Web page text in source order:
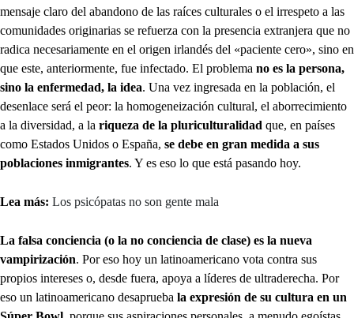
mensaje claro del abandono de las raíces culturales o el irrespeto a las
comunidades originarias se refuerza con la presencia extranjera que no
radica necesariamente en el origen irlandés del «paciente cero», sino en
que este, anteriormente, fue infectado. El problema no es la persona,
sino la enfermedad, la idea. Una vez ingresada en la población, el
desenlace será el peor: la homogeneización cultural, el aborrecimiento
a la diversidad, a la riqueza de la pluriculturalidad que, en países
como Estados Unidos o España, se debe en gran medida a sus
poblaciones inmigrantes. Y es eso lo que está pasando hoy.
Lea más: Los psicópatas no son gente mala
La falsa conciencia (o la no conciencia de clase) es la nueva
vampirización. Por eso hoy un latinoamericano vota contra sus
propios intereses o, desde fuera, apoya a líderes de ultraderecha. Por
eso un latinoamericano desaprueba la expresión de su cultura en un